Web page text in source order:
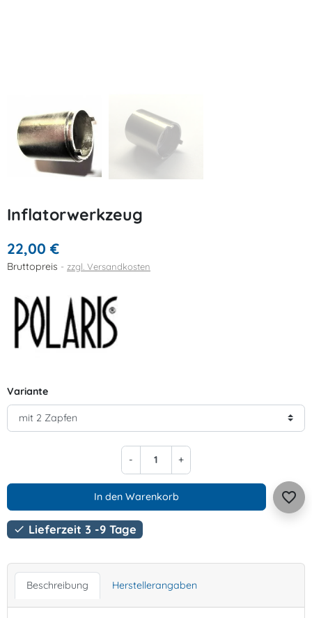
Inflatorwerkzeug
22,00 €
Bruttopreis zzgl. Versandkosten
Variante
- +
In den Warenkorb favorite_border
 Lieferzeit 3 -9 Tage
Beschreibung Herstellerangaben